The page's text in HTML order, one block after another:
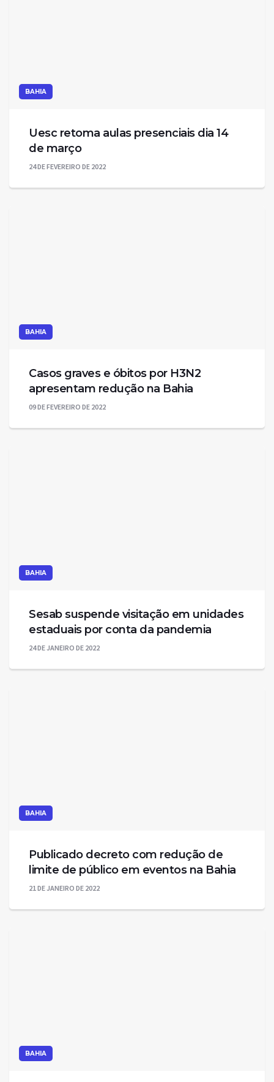
BAHIA
Uesc retoma aulas presenciais dia 14
de março
24 DE FEVEREIRO DE 2022
BAHIA
Casos graves e óbitos por H3N2
apresentam redução na Bahia
09 DE FEVEREIRO DE 2022
BAHIA
Sesab suspende visitação em unidades
estaduais por conta da pandemia
24 DE JANEIRO DE 2022
BAHIA
Publicado decreto com redução de
limite de público em eventos na Bahia
21 DE JANEIRO DE 2022
BAHIA